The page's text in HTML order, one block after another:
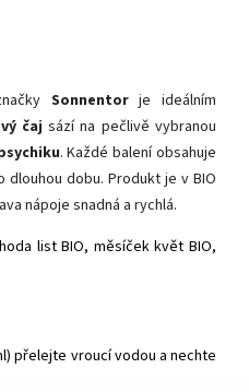
Sonnentorje ideálním
čaj sází na pečlivě vybranou
. Každé balení obsahuje
dobu. Produkt je v BIO
nápoje snadná a rychlá.
list BIO, měsíček květ BIO,
přelejte vroucí vodou a nechte